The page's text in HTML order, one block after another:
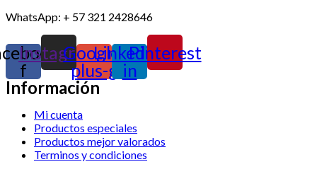
WhatsApp: + 57 321 2428646
f
Instagram
Google-
plus-g
Linkedin-
in
Pinterest
Información
Mi cuenta
Productos especiales
Productos mejor valorados
Terminos y condiciones